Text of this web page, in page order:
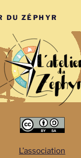
DU ZÉPHYR
L’association